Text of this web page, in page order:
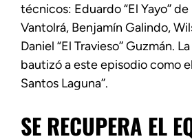
técnicos: Eduardo “El Yayo’’
Vantolrá, Benjamín Galindo,
Daniel “El Travieso’’ Guzmán.
bautizó a este episodio como
Santos Laguna’’.
SE RECUPERA EL